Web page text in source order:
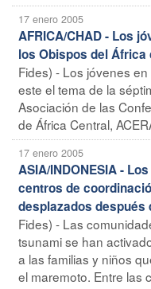
17 enero 2005
AFRICA/CHAD - Los
los Obispos del África
Fides) - Los jóvenes
este el tema de la
Asociación de las
de África Central,
17 enero 2005
ASIA/INDONESIA -
centros de
desplazados después
Fides) - Las
tsunami se han
a las familias y niños
el maremoto. Entre las